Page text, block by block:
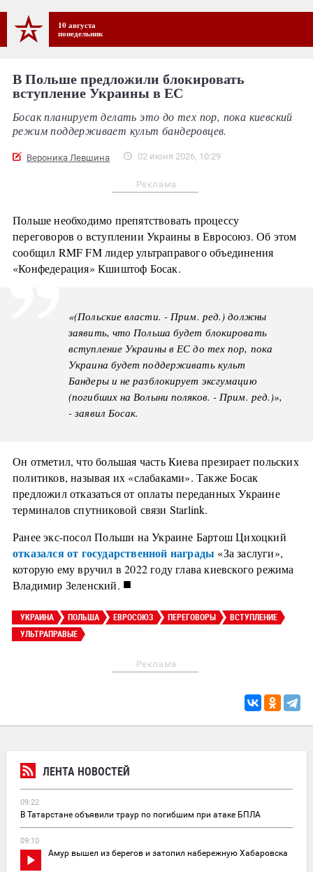
10 августа
понедельник
ЛЕНТА НОВОСТЕЙ
09:22
В Татарстане объявили траур по погибшим при атаке БПЛА
09:10
Амур вышел из берегов и затопил набережную Хабаровска
В Польше предложили блокировать
вступление Украины в ЕС
Босак планирует делать это до тех пор, пока киевский
режим поддерживает культ бандеровцев.
Вероника Левшина 02 июня 2026, 10:29
Реклама
Польше необходимо препятствовать процессу
переговоров о вступлении Украины в Евросоюз. Об этом
сообщил RMF FM лидер ультраправого объединения
«Конфедерация» Кшиштоф Босак.
«(Польские власти. - Прим. ред.) должны
заявить, что Польша будет блокировать
вступление Украины в ЕС до тех пор, пока
Украина будет поддерживать культ
Бандеры и не разблокирует эксгумацию
(погибших на Волыни поляков. - Прим. ред.)»,
- заявил Босак.
Он отметил, что большая часть Киева презирает польских
политиков, называя их «слабаками». Также Босак
предложил отказаться от оплаты переданных Украине
терминалов спутниковой связи Starlink.
Ранее экс-посол Польши на Украине Бартош Цихоцкий
отказался от государственной награды «За заслуги»,
которую ему вручил в 2022 году глава киевского режима
Владимир Зеленский. ■
УКРАИНА ПОЛЬША ЕВРОСОЮЗ ПЕРЕГОВОРЫ
ВСТУПЛЕНИЕ
УЛЬТРАПРАВЫЕ
Реклама